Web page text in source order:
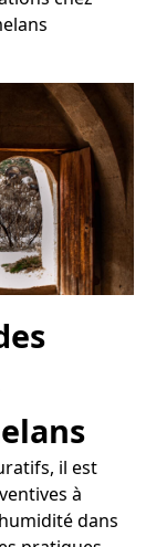
il est
à
dans